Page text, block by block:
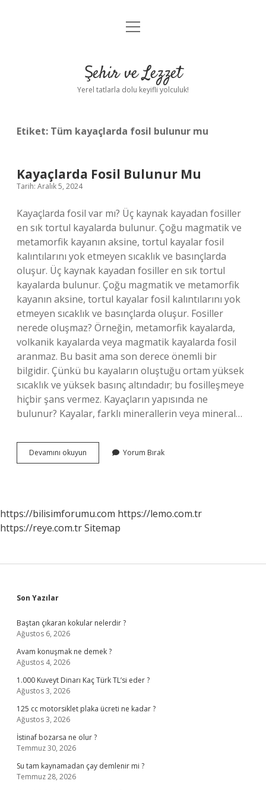
Anasayfa
Yasal Uyarı
menüyü
Şehir ve Lezzet
Yerel tatlarla dolu keyifli yolculuk!
Etiket: Tüm kayaçlarda fosil bulunur mu
Kayaçlarda Fosil Bulunur Mu
Tarih: Aralık 5, 2024
Kayaçlarda fosil var mı? Üç kaynak kayadan fosiller
en sık tortul kayalarda bulunur. Çoğu magmatik ve
metamorfik kayanın aksine, tortul kayalar fosil
kalıntılarını yok etmeyen sıcaklık ve basınçlarda
oluşur. Üç kaynak kayadan fosiller en sık tortul
kayalarda bulunur. Çoğu magmatik ve metamorfik
kayanın aksine, tortul kayalar fosil kalıntılarını yok
etmeyen sıcaklık ve basınçlarda oluşur. Fosiller
nerede oluşmaz? Örneğin, metamorfik kayalarda,
volkanik kayalarda veya magmatik kayalarda fosil
aranmaz. Bu basit ama son derece önemli bir
bilgidir. Çünkü bu kayaların oluştuğu ortam yüksek
sıcaklık ve yüksek basınç altındadır; bu fosilleşmeye
hiçbir şans vermez. Kayaçların yapısında ne
bulunur? Kayalar, farklı minerallerin veya mineral…
Devamını okuyun Kayaçlarda
Fosil
Yorum Bırak
https://bilisimforumu.com https://lemo.com.tr
https://reye.com.trSitemap
Sidebar
Son Yazılar
Baştan çıkaran kokular nelerdir ?
Ağustos 6, 2026
Avam konuşmak ne demek ?
Ağustos 4, 2026
1.000 Kuveyt Dinarı Kaç Türk TL’si eder ?
Ağustos 3, 2026
125 cc motorsiklet plaka ücreti ne kadar ?
Ağustos 3, 2026
İstinaf bozarsa ne olur ?
Temmuz 30, 2026
Su tam kaynamadan çay demlenir mi ?
Temmuz 28, 2026